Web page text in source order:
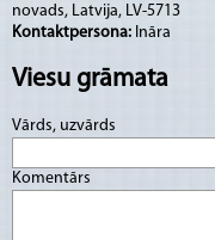
novads, Latvija, LV-5713
Kontaktpersona: Ināra
Viesu grāmata
Vārds, uzvārds
Komentārs